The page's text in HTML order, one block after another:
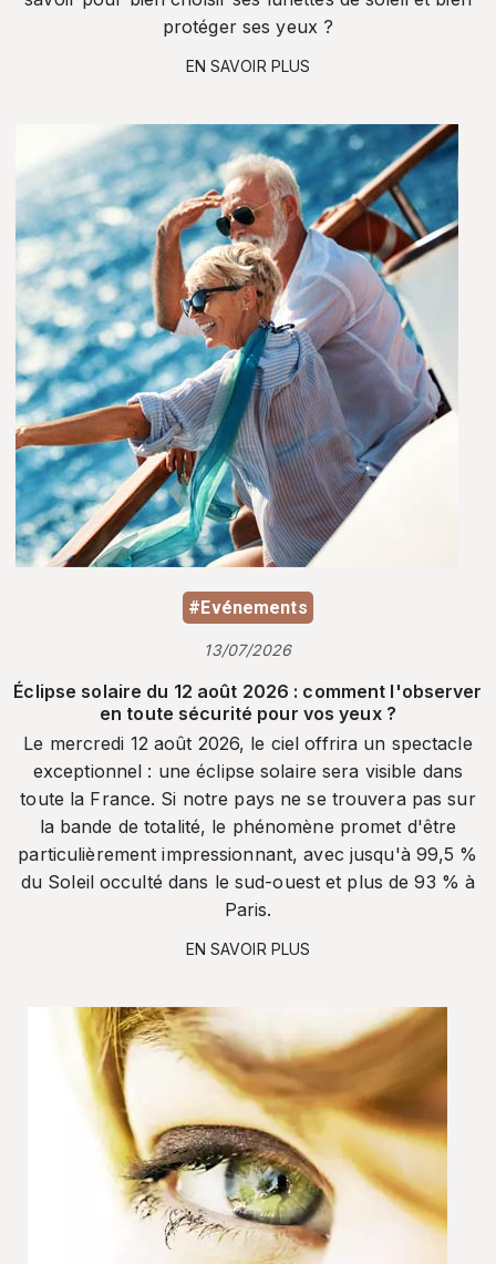
protéger ses yeux ?
EN SAVOIR PLUS
#Evénements
13/07/2026
Éclipse solaire du 12 août 2026 : comment l'observer
en toute sécurité pour vos yeux ?
Le mercredi 12 août 2026, le ciel offrira un spectacle
exceptionnel : une éclipse solaire sera visible dans
toute la France. Si notre pays ne se trouvera pas sur
la bande de totalité, le phénomène promet d'être
particulièrement impressionnant, avec jusqu'à 99,5 %
du Soleil occulté dans le sud-ouest et plus de 93 % à
Paris.
EN SAVOIR PLUS